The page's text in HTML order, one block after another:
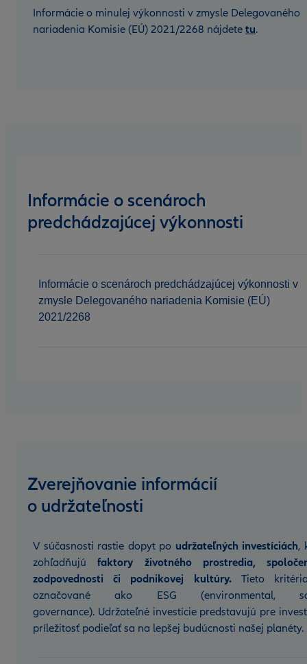
Informácie o minulej výkonnosti v zmysle Delegovaného
nariadenia Komisie (EÚ) 2021/2268 nájdete tu.
Informácie o scenároch
predchádzajúcej výkonnosti
Informácie o scenároch predchádzajúcej výkonnosti v
zmysle Delegovaného nariadenia Komisie (EÚ)
2021/2268
Zverejňovanie informácií
o udržateľnosti
V súčasnosti rastie dopyt po udržateľných investíciách,
zohľadňujú faktory životného prostredia,
zodpovednosti či podnikovej kultúry.Tieto
označované ako ESG (environmental,
governance). Udržateľné investície predstavujú pre
príležitosť podieľať sa na lepšej budúcnosti našej planéty.